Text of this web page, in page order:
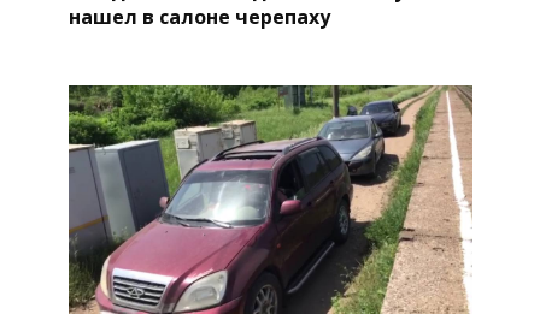
нашел в салоне черепаху